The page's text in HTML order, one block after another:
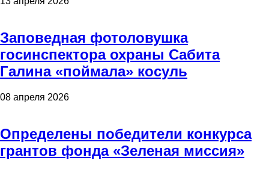
Заповедная фотоловушка
госинспектора охраны Сабита
Галина «поймала» косуль
08 апреля 2026
Определены победители конкурса
грантов фонда «Зеленая миссия»